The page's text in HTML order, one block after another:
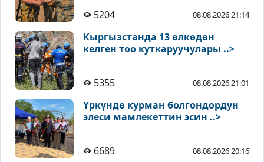
5204
08.08.2026 21:14
Кыргызстанда 13 өлкөдөн
келген тоо куткаруучулары ..>
5355 08.08.2026 21:01
Үркүндө курман болгондордун
элеси мамлекеттин эсин ..>
6689 08.08.2026 20:16